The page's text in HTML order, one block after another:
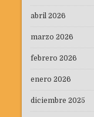
abril 2026
marzo 2026
febrero 2026
enero 2026
diciembre 2025